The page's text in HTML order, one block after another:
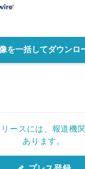
を一括してダウンロ
ースには、報道機
あります。